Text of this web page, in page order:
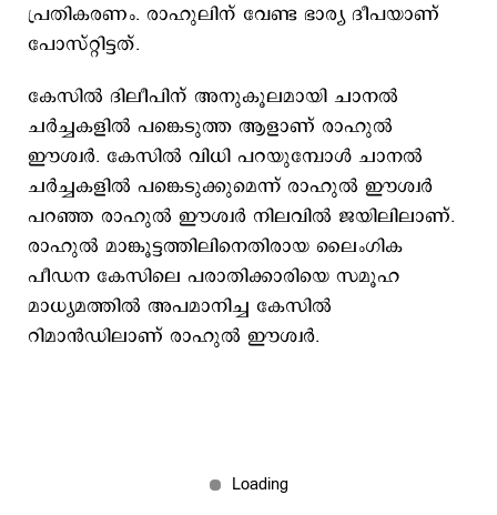
പ്രതികരണം. രാഹുലിന് വേണ്ട ഭാര്യ ദീപയാണ്
പോസ്റ്റിട്ടത്.
കേസില്‍ ദിലീപിന് അനുകൂലമായി ചാനല്‍
ചര്‍ച്ചകളില്‍ പങ്കെടുത്ത ആളാണ് രാഹുല്‍
ഈശ്വര്‍. കേസില്‍ വിധി പറയുമ്പോള്‍ ചാനല്‍
ചര്‍ച്ചകളില്‍ പങ്കെടുക്കുമെന്ന് രാഹുല്‍ ഈശ്വര്‍
പറഞ്ഞ രാഹുല്‍ ഈശ്വര്‍ നിലവില്‍ ജയിലിലാണ്.
രാഹുൽ മാങ്കൂട്ടത്തിലിനെതിരായ ലൈംഗിക
പീഡന കേസിലെ പരാതിക്കാരിയെ സമൂഹ
മാധ്യമത്തിൽ അപമാനിച്ച കേസില്‍
റിമാന്‍ഡിലാണ് രാഹുല്‍ ഈശ്വര്‍.